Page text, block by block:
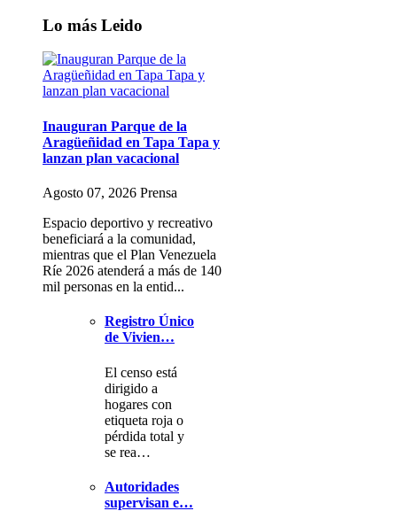
Lo más Leido
Inauguran Parque de la
Aragüeñidad en Tapa Tapa y
lanzan plan vacacional
Agosto 07, 2026 Prensa
Espacio deportivo y recreativo
beneficiará a la comunidad,
mientras que el Plan Venezuela
Ríe 2026 atenderá a más de 140
mil personas en la entid...
Registro Único
de Vivien…
El censo está
dirigido a
hogares con
etiqueta roja o
pérdida total y
se rea…
Autoridades
supervisan e…